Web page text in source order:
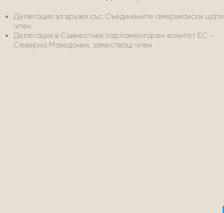
Делегация за връзки със Съединените американски
член
Делегация в Съвместния парламентарен комитет ЕС –
Северна Македония, заместващ член